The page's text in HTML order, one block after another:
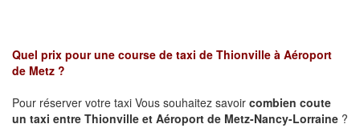
Quel prix pour une course de taxi de Thionville à Aéroport
de Metz ?
Pour réserver votre taxi Vous souhaitez savoir combien coute
un taxi entre Thionville et Aéroport de Metz-Nancy-Lorraine ?